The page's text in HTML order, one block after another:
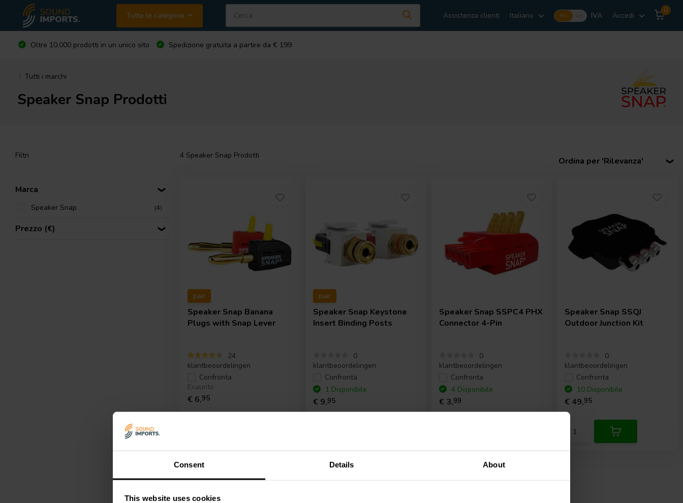
Consent Details About
This website uses cookies
Tutte le categorie Assistenza clienti Italiano Incl. IVA Accedi
0
Oltre 10.000 prodotti in un unico sito Spedizione gratuita a partire da € 199
Tutti i marchi
Speaker Snap Prodotti
Filtri
Marca
Speaker Snap (4)
Prezzo (€)
4 Speaker Snap Prodotti
Ordina per 'Rilevanza'
pair
Speaker Snap Banana
Plugs with Snap Lever
24
klantbeoordelingen
Confronta
Esaurito
€ 6,95
pair
Speaker Snap Keystone
Insert Binding Posts
0
klantbeoordelingen
Confronta
1 Disponibile
€ 9,95
Speaker Snap SSPC4 PHX
Connector 4-Pin
0
klantbeoordelingen
Confronta
4 Disponibile
€ 3,99
Speaker Snap SSQJ
Outdoor Junction Kit
0
klantbeoordelingen
Confronta
10 Disponibile
€ 49,95